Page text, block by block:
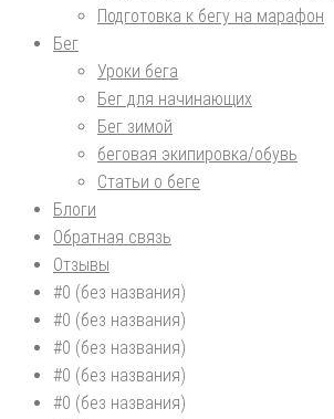
Подготовка к бегу на марафон
Бег
Уроки бега
Бег для начинающих
Бег зимой
беговая экипировка/обувь
Статьи о беге
Блоги
Обратная связь
Отзывы
#0 (без названия)
#0 (без названия)
#0 (без названия)
#0 (без названия)
#0 (без названия)